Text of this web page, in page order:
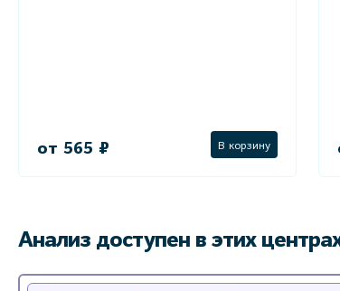
от 565 ₽ В корзину
Анализ доступен в этих